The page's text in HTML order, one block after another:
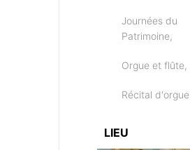
Journées du
Patrimoine,
Orgue et flûte,
Récital d'orgue
LIEU